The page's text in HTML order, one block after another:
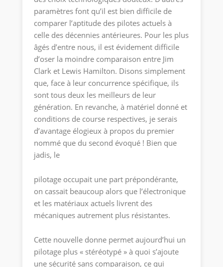
paramètres font qu’il est bien difficile de
comparer l’aptitude des pilotes actuels à
celle des décennies antérieures. Pour les plus
âgés d’entre nous, il est évidement difficile
d’oser la moindre comparaison entre Jim
Clark et Lewis Hamilton. Disons simplement
que, face à leur concurrence spécifique, ils
sont tous deux les meilleurs de leur
génération. En revanche, à matériel donné et
conditions de course respectives, je serais
d’avantage élogieux à propos du premier
nommé que du second évoqué ! Bien que
jadis, le
pilotage occupait une part prépondérante,
on cassait beaucoup alors que l’électronique
et les matériaux actuels livrent des
mécaniques autrement plus résistantes.
Cette nouvelle donne permet aujourd’hui un
pilotage plus « stéréotypé » à quoi s’ajoute
une sécurité sans comparaison, ce qui